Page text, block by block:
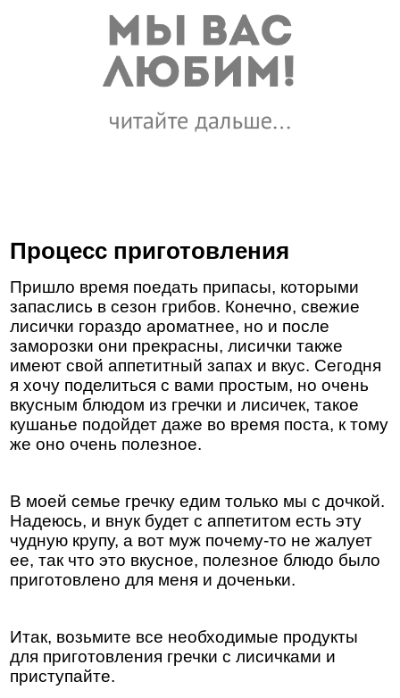
Процесс приготовления
Пришло время поедать припасы, которыми
запаслись в сезон грибов. Конечно, свежие
лисички гораздо ароматнее, но и после
заморозки они прекрасны, лисички также
имеют свой аппетитный запах и вкус. Сегодня
я хочу поделиться с вами простым, но очень
вкусным блюдом из гречки и лисичек, такое
кушанье подойдет даже во время поста, к тому
же оно очень полезное.
В моей семье гречку едим только мы с дочкой.
Надеюсь, и внук будет с аппетитом есть эту
чудную крупу, а вот муж почему-то не жалует
ее, так что это вкусное, полезное блюдо было
приготовлено для меня и доченьки.
Итак, возьмите все необходимые продукты
для приготовления гречки с лисичками и
приступайте.